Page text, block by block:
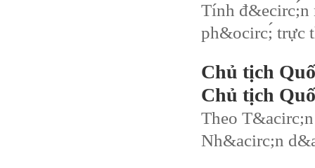
Tính đ&ecirc;́n
ph&ocirc;́ trực
Chủ tịch
Chủ tịch
Theo
Nh&acirc;n